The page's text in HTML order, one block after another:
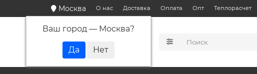
Москва
Ваш город — Москва?
О нас Доставка Оплата Опт Теплорасчет